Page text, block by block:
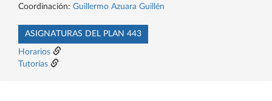
Coordinación: Guillermo Azuara Guillén
ASIGNATURAS DEL PLAN 443
Horarios
Tutorías